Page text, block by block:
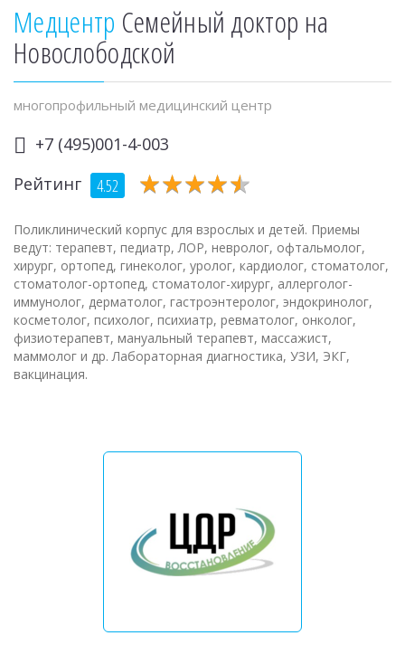
Медцентр Семейный доктор на
Новослободской
многопрофильный медицинский центр
+7 (495)001-4-003
Рейтинг
4.52 ★★★★★
★★★★★
Поликлинический корпус для взрослых и детей. Приемы
ведут: терапевт, педиатр, ЛОР, невролог, офтальмолог,
хирург, ортопед, гинеколог, уролог, кардиолог, стоматолог,
стоматолог-ортопед, стоматолог-хирург, аллерголог-
иммунолог, дерматолог, гастроэнтеролог, эндокринолог,
косметолог, психолог, психиатр, ревматолог, онколог,
физиотерапевт, мануальный терапевт, массажист,
маммолог и др. Лабораторная диагностика, УЗИ, ЭКГ,
вакцинация.